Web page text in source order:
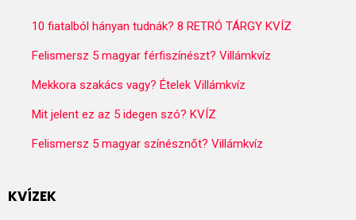
10 fiatalból hányan tudnák? 8 RETRÓ TÁRGY KVÍZ
Felismersz 5 magyar férfiszínészt? Villámkvíz
Mekkora szakács vagy? Ételek Villámkvíz
Mit jelent ez az 5 idegen szó? KVÍZ
Felismersz 5 magyar színésznőt? Villámkvíz
KVÍZEK